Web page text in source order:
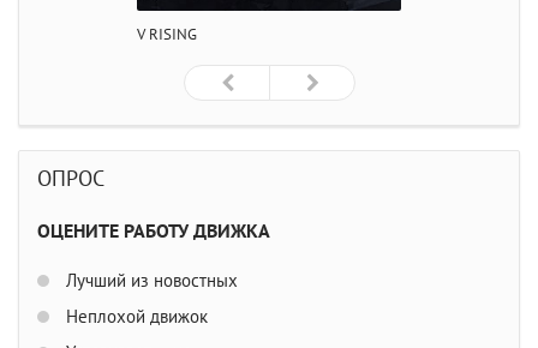
V RISING
ОПРОС
ОЦЕНИТЕ РАБОТУ ДВИЖКА
Лучший из новостных
Неплохой движок